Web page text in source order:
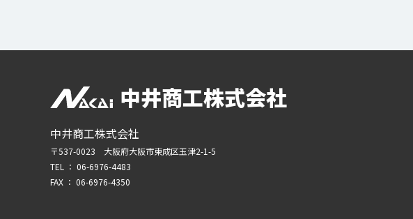
中井商工株式会社
中井商工株式会社
〒537-0023 大阪府大阪市東成区玉津2-1-5
TEL ： 06-6976-4483
FAX ： 06-6976-4350